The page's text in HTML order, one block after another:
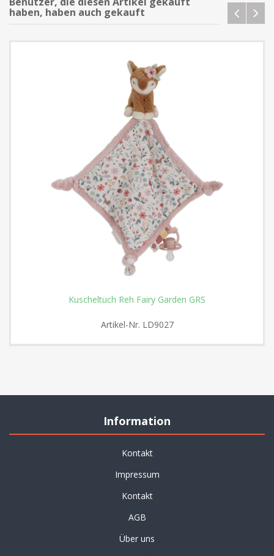
haben, haben auch gekauft
Kuscheltuch Reh Fairy Garden GRS
Artikel-Nr. LD9027
Information
Kontakt
Impressum
Kontakt
AGB
Über uns